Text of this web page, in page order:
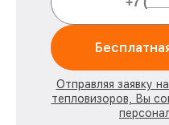
Отправляя заявку
тепловизоров, Вы